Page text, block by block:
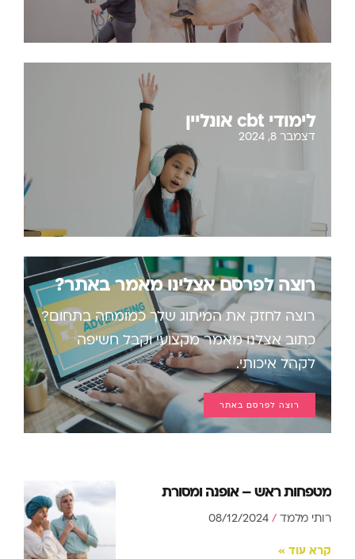
לימודי cbt אונליין
דצמבר 8, 2024
רוצה לפרסם אצלינו מאמר באתר?
רוצה לחזק את המיתוג שלך כמומחה בתחום?
כתוב אצלנו מאמר מקצועי וקבל חשיפה
לקהל איכותי.
רוצה לפרסם באתר
מטפחות ראש – אופנה ומסורת
רותי מלמד
קרא עוד »